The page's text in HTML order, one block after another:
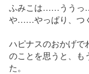
ふみこは……ううっ
や……やっぱり、つ
ハピナスのおかげで
のことを思うと、も
た。